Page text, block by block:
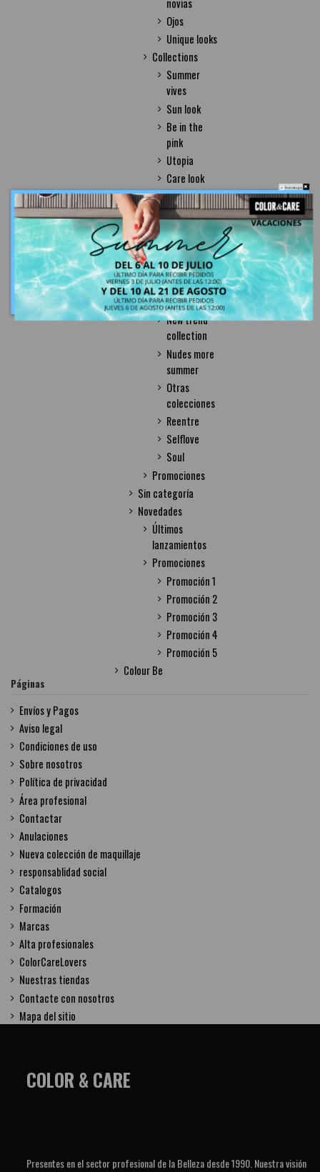
Ojos
Unique looks
Collections
Summer
vives
Sun look
Be in the
pink
Utopia
Care look
Feel the
colors
Genius
Jewel
Kissed
Les nudes
Loving me
New trend
collection
Nudes more
summer
Otras
colecciones
Reentre
Selflove
Soul
Promociones
Sin categoría
Novedades
Últimos
lanzamientos
Promociones
Promoción 1
Promoción 2
Promoción 3
Promoción 4
Promoción 5
Colour Be
Páginas
Envíos y Pagos
Aviso legal
Condiciones de uso
Sobre nosotros
Política de privacidad
Área profesional
Contactar
Anulaciones
Nueva colección de maquillaje
responsablidad social
Catalogos
Formación
Marcas
Alta profesionales
ColorCareLovers
Nuestras tiendas
Contacte con nosotros
Mapa del sitio
COLOR & CARE
Presentes en el sector profesional de la Belleza desde 1990. Nuestra visión
Do not show again.